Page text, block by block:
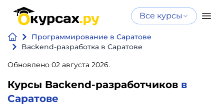
Все курсы
Программирование в Саратове
Backend-разработка в Саратове
Обновлено 02 августа 2026.
Курсы Backend-разработчиков в
Саратове
Нейросеть
и ИИ
Программирование
Бизнес
Нейросеть и ИИ
интеллекту